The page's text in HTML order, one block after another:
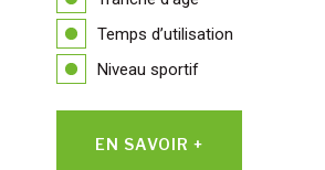
Temps d’utilisation
Niveau sportif
EN SAVOIR +